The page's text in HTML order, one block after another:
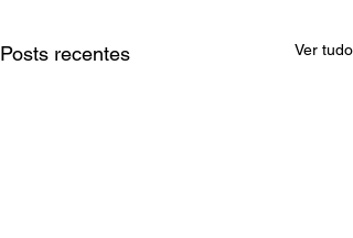
Posts recentes Ver tudo